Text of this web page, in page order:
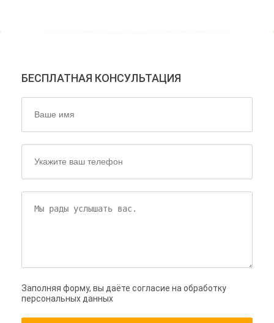
БЕСПЛАТНАЯ КОНСУЛЬТАЦИЯ
Заполняя форму, вы даёте согласие на обработку
персональных данных